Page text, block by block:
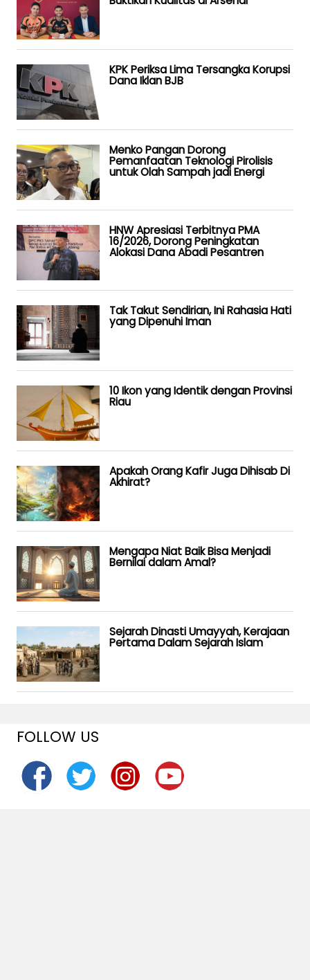
KPK Periksa Lima Tersangka Korupsi
Dana Iklan BJB
Menko Pangan Dorong
Pemanfaatan Teknologi Pirolisis
untuk Olah Sampah jadi Energi
HNW Apresiasi Terbitnya PMA
16/2026, Dorong Peningkatan
Alokasi Dana Abadi Pesantren
Tak Takut Sendirian, Ini Rahasia Hati
yang Dipenuhi Iman
10 Ikon yang Identik dengan Provinsi
Riau
Apakah Orang Kafir Juga Dihisab Di
Akhirat?
Mengapa Niat Baik Bisa Menjadi
Bernilai dalam Amal?
Sejarah Dinasti Umayyah, Kerajaan
Pertama Dalam Sejarah Islam
FOLLOW US